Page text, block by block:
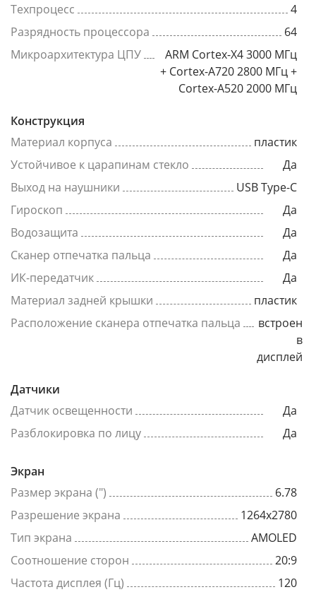
Техпроцесс
4
Разрядность процессора
64
Микроархитектура ЦПУ
ARM Cortex-X4 3000 МГц
+ Cortex-A720 2800 МГц +
Cortex-A520 2000 МГц
Конструкция
Материал корпуса
пластик
Устойчивое к царапинам стекло
Да
Выход на наушники
USB Type-C
Гироскоп
Да
Водозащита
Да
Сканер отпечатка пальца
Да
ИК-передатчик
Да
Материал задней крышки
пластик
Расположение сканера отпечатка пальца
встроен
в
дисплей
Датчики
Датчик освещенности
Да
Разблокировка по лицу
Да
Экран
Размер экрана (")
6.78
Разрешение экрана
1264x2780
Тип экрана
AMOLED
Соотношение сторон
20:9
Частота дисплея (Гц)
120